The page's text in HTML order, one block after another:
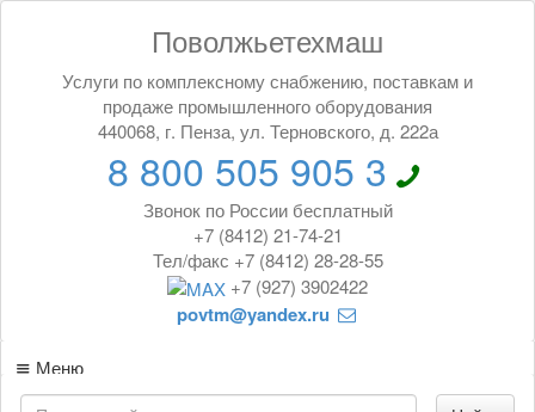
Поволжьетехмаш
Услуги по комплексному снабжению, поставкам и
продаже промышленного оборудования
440068, г. Пенза, ул. Терновского, д. 222а
8 800 505 905 3
Звонок по России бесплатный
+7 (8412) 21-74-21
Тел/факс +7 (8412) 28-28-55
+7 (927) 3902422
povtm@yandex.ru
Меню